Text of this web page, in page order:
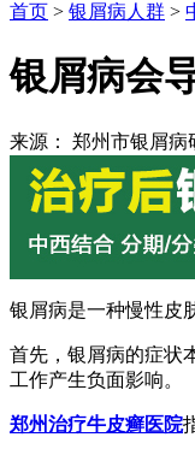
首页 > 银屑病人群 >
银屑病会
来源： 郑州市银屑病
银屑病是一种慢性皮
首先，银屑病的症状
工作产生负面影响。
郑州治疗牛皮癣医院